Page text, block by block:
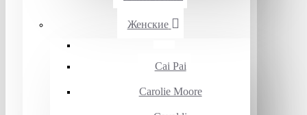
Женские
Cai Pai
Carolie Moore